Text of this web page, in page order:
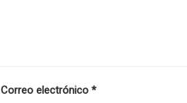
Correo electrónico*